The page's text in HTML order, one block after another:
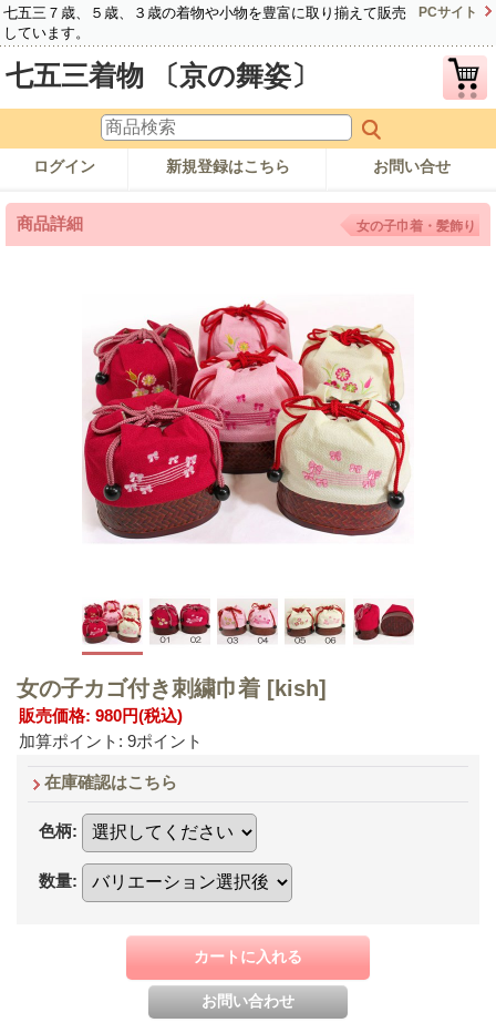
七五三７歳、５歳、３歳の着物や小物を豊富に取り揃えて販売
しています。
PCサイト
七五三着物 〔京の舞姿〕
ログイン 新規登録はこちら お問い合せ
商品詳細 女の子巾着・髪飾り
女の子カゴ付き刺繍巾着 [kish]
販売価格: 980円(税込)
加算ポイント: 9ポイント
在庫確認はこちら
色柄:
数量: